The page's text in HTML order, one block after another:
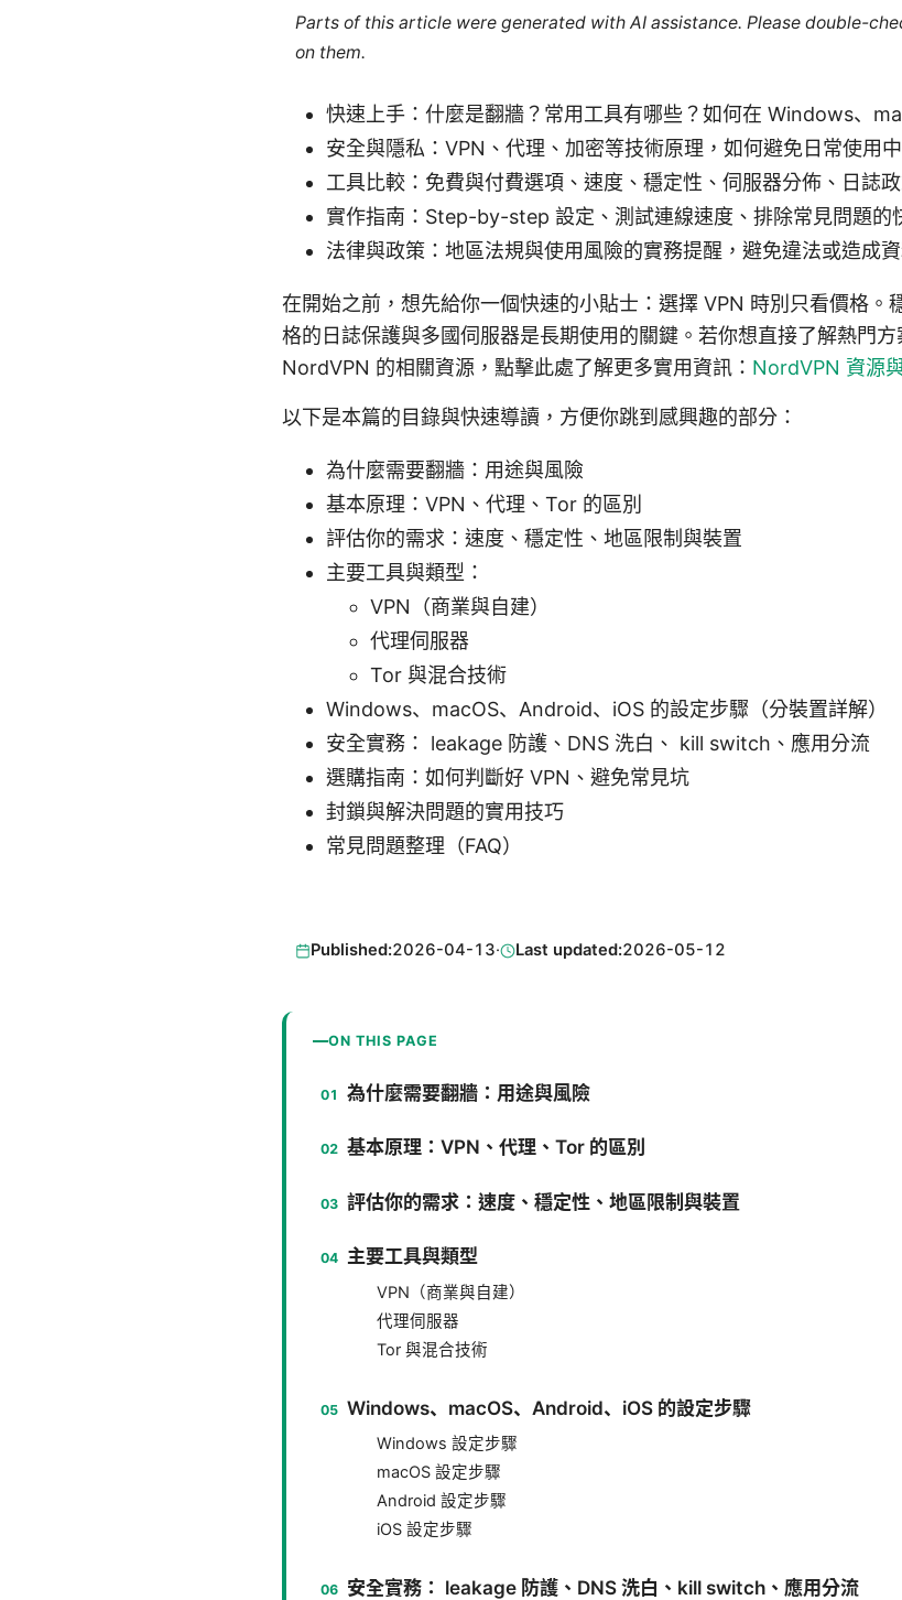
Parts of this article were generated with AI assistance. Please double-
on them.
快速上手：什麼是翻牆？常用工具有哪些？如何在 Windows、
安全與隱私：VPN、代理、加密等技術原理，如何避免日常使用
工具比較：免費與付費選項、速度、穩定性、伺服器分佈、日誌
實作指南：Step-by-step 設定、測試連線速度、排除常見問題的
法律與政策：地區法規與使用風險的實務提醒，避免違法或造成資
在開始之前，想先給你一個快速的小貼士：選擇 VPN 時別只看價格。
格的日誌保護與多國伺服器是長期使用的關鍵。若你想直接了解熱門
NordVPN 的相關資源，點擊此處了解更多實用資訊： NordVPN 資源
以下是本篇的目錄與快速導讀，方便你跳到感興趣的部分：
為什麼需要翻牆：用途與風險
基本原理：VPN、代理、Tor 的區別
評估你的需求：速度、穩定性、地區限制與裝置
主要工具與類型：
VPN（商業與自建）
代理伺服器
Tor 與混合技術
Windows、macOS、Android、iOS 的設定步驟（分裝置詳解）
安全實務： leakage 防護、DNS 洗白、 kill switch、應用分流
選購指南：如何判斷好 VPN、避免常見坑
封鎖與解決問題的實用技巧
常見問題整理（FAQ）
Published:2026-04-13· Last updated:2026-05-12
ON THIS PAGE
為什麼需要翻牆：用途與風險
基本原理：VPN、代理、Tor 的區別
評估你的需求：速度、穩定性、地區限制與裝置
主要工具與類型
VPN（商業與自建）
代理伺服器
Tor 與混合技術
Windows、macOS、Android、iOS 的設定步驟
Windows 設定步驟
macOS 設定步驟
Android 設定步驟
iOS 設定步驟
安全實務： leakage 防護、DNS 洗白、kill switch、應用分流